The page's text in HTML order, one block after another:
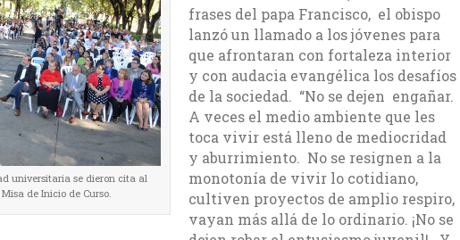
universitaria se dieron cita al
de Inicio de Curso.
frases del papa Francisco, el obispo
lanzó un llamado a los jóvenes para
que afrontaran con fortaleza interior
y con audacia evangélica los desafíos
de la sociedad. “No se dejen engañar.
A veces el medio ambiente que les
toca vivir está lleno de mediocridad
y aburrimiento. No se resignen a la
monotonía de vivir lo cotidiano,
cultiven proyectos de amplio respiro,
vayan más allá de lo ordinario. ¡No se